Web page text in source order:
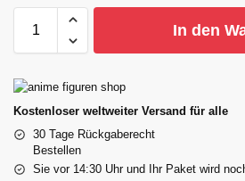
In den
Kostenloser weltweiter Versand für alle
30 Tage Rückgaberecht
Bestellen
Sie vor 14:30 Uhr und Ihr Paket wird